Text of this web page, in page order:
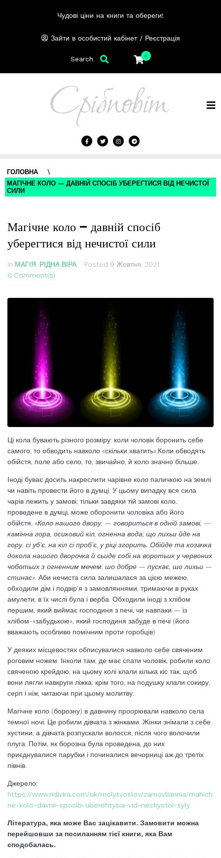
Чудові ціни на книги та обереги!
Зайти в особистий кабінет / Реєстрація
0
Search
ГОЛОВНА
\
МАГІЧНЕ КОЛО — ДАВНІЙ СПОСІБ УБЕРЕГТИСЯ ВІД НЕЧИСТОЇ
СИЛИ
Магічне коло — давній спосіб
уберегтися від нечистої сили
In МАГІЯ РІДНА ВІРА Posted 9 Жовтня, 2021
0 Comment(s)
Ці кола бувають різного розміру: коли чоловік боронить себе
самого, то обводить навколо «скільки хватить».Коли обводять
обійстя, поле або село, то, звичайно, й коло значно більше.
Іноді буває досить накреслити чарівне коло паличкою на землі
чи навіть провести його в думці. У цьому випадку вся сила
чарів лежить у замові; тільки завдяки тій замові коло,
проведене в думці, може оборонити чоловіка або його
обійстя. «Коло нашого двору, — говориться в одній замові, —
камінна гора, осиковий кіл, огненна вода; що лихьи йде на
гору, сі уб’є, на кіл сі проб’є, у ріці згорить. Обійде та козачка
докола нашого дворочка й сьиде собі на воротьих у червоних
чоботьих з огненним мечем: шо добре — пускає, шо лихьи —
стинає». Аби нечиста сила залишалася за цією межею,
обходили дім і подвір’я з замовляннями, тримаючи в руках
амулети, в їх числі була і верба. Обходили іноді з хлібом
першим, який виймає господиня з печі, чи навпаки — із
хлібом-«забудькою», який господиня забуде в печі (його
вважають особливо помічним проти горобців)
У деяких місцевостях обписувалися навколо себе свяченим
роговим ножем. Інколи там, де має спати чоловік, робили коло
свяченою крейдою, на цьому колі клали кілька кіс так, щоб
вони лягли навкруги ліжка: крім того, на подушку клали сокиру,
серп і ніж, читаючи при цьому молитву.
Магічне коло (борозну) в давнину проорювали навколо села
темної ночі. Це робили дівчата з жінками. Жінки знімали з себе
хустини, а дівчата розпускали волосся, після чого волочили
плуга. Потім, як борозна була проведена, до них
приєднувалися парубки і починалися вечорниці аж до третіх
півнів.
Джерело:
https://www.ridivira.com/uk/molytvoslov/zamovliannia/mahich
ne-kolo-davnii-sposib-uberehtysia-vid-nechystoi-syly
Література, яка може Вас зацікавити. Замовити можна
перейшовши за посиланням тієї книги, яка Вам
сподобалась.